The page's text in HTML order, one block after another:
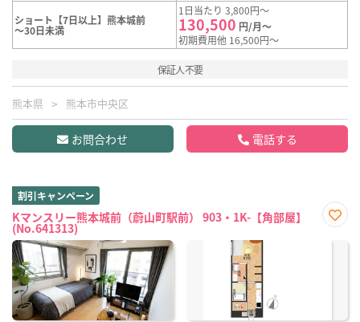
ショート【7日以上】熊本城前
～30日未満
1日当たり 3,800円～
130,500 円/月～
初期費用他 16,500円～
保証人不要
熊本県 熊本市中央区
お問合わせ 電話する
割引キャンペーン
Kマンスリー熊本城前（蔚山町駅前） 903・1K-【角部屋】
(No.641313)
に入